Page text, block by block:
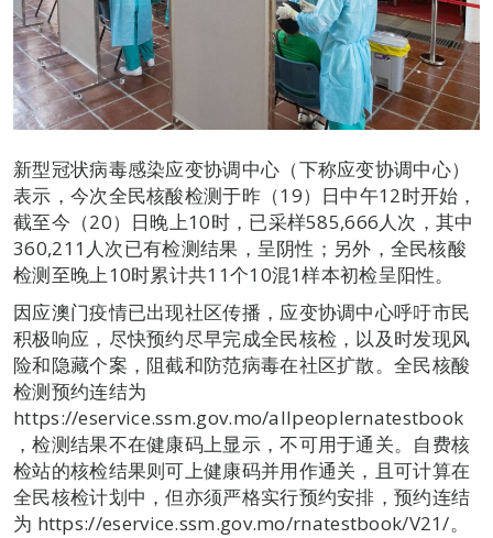
新型冠状病毒感染应变协调中心（下称应变协调中心）
表示，今次全民核酸检测于昨（19）日中午12时开始，
截至今（20）日晚上10时，已采样585,666人次，其中
360,211人次已有检测结果，呈阴性；另外，全民核酸
检测至晚上10时累计共11个10混1样本初检呈阳性。
因应澳门疫情已出现社区传播，应变协调中心呼吁市民
积极响应，尽快预约尽早完成全民核检，以及时发现风
险和隐藏个案，阻截和防范病毒在社区扩散。全民核酸
检测预约连结为
https://eservice.ssm.gov.mo/allpeoplernatestbook
，检测结果不在健康码上显示，不可用于通关。自费核
检站的核检结果则可上健康码并用作通关，且可计算在
全民核检计划中，但亦须严格实行预约安排，预约连结
为 https://eservice.ssm.gov.mo/rnatestbook/V21/。